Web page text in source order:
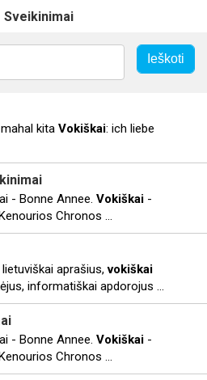
Sveikinimai
kita Vokiškai: ich liebe
- Bonne Annee. Vokiškai -
Chronos ...
aprašius,vokiškai
informatiškai apdorojus ...
- Bonne Annee. Vokiškai -
Chronos ...